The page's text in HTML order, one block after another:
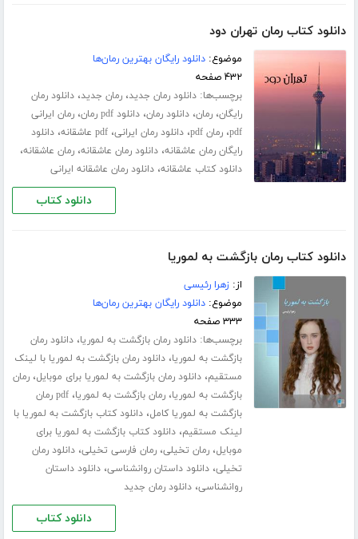
دانلود کتاب رمان تهران دود
موضوع:دانلود رایگان بهترین رمان‌ها
۴۳۲ صفحه
برچسب‌ها:دانلود رمان جدید،رمان جدید،دانلود رمان
رایگان،رمان،دانلود رمان،دانلود pdf رمان ،رمان ایرانی
pdf،رمان pdf ،دانلود رمان ایرانی،pdf عاشقانه ،دانلود
رایگان رمان عاشقانه،دانلود رمان عاشقانه،رمان عاشقانه،
دانلود کتاب عاشقانه،دانلود رمان عاشقانه ایرانی
دانلود کتاب
دانلود کتاب رمان بازگشت به لموریا
از:زهرا رئیسی
موضوع:دانلود رایگان بهترین رمان‌ها
۳۳۳ صفحه
برچسب‌ها:دانلود رمان بازگشت به لموریا،دانلود رمان
بازگشت به لموریا،دانلود رمان بازگشت به لموریا با لینک
مستقیم،دانلود رمان بازگشت به لموریا برای موبایل،رمان
بازگشت به لموریا،رمان بازگشت به لموریا،
pdf رمان
بازگشت به لموریا کامل،دانلود کتاب بازگشت به لموریا با
لینک مستقیم،دانلود کتاب بازگشت به لموریا برای
موبایل،رمان تخیلی،رمان فارسی تخیلی،دانلود رمان
تخیلی،دانلود داستان روانشناسی،دانلود داستان
روانشناسی،دانلود رمان جدید
دانلود کتاب